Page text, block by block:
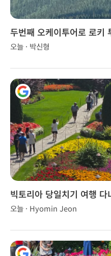
두번째 오케이투어로 로키
오늘 · 박신형
빅토리아 당일치기 여행 다
오늘 · Hyomin Jeon